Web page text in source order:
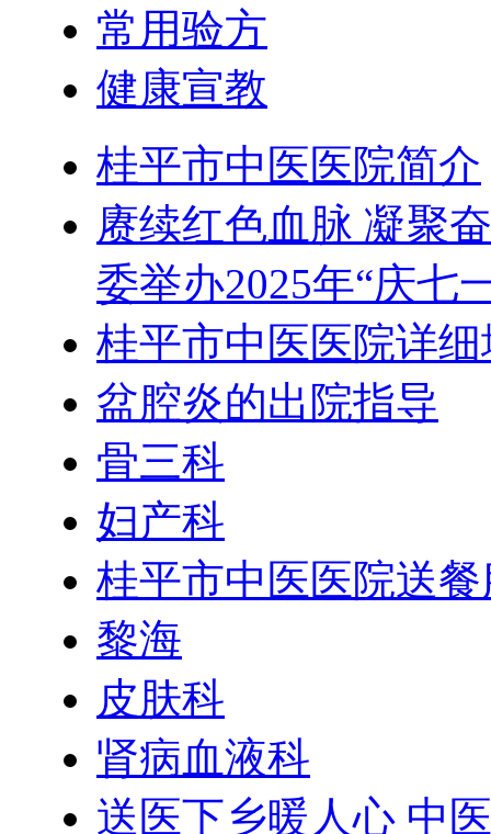
常用验方
健康宣教
桂平市中医医院简介
赓续红色血脉 凝聚
委举办2025年“庆七
桂平市中医医院详
盆腔炎的出院指导
骨三科
妇产科
桂平市中医医院送
黎海
皮肤科
肾病血液科
送医下乡暖人心 中